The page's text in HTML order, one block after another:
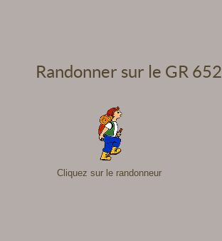
Randonner sur le GR 652
Cliquez sur le randonneur